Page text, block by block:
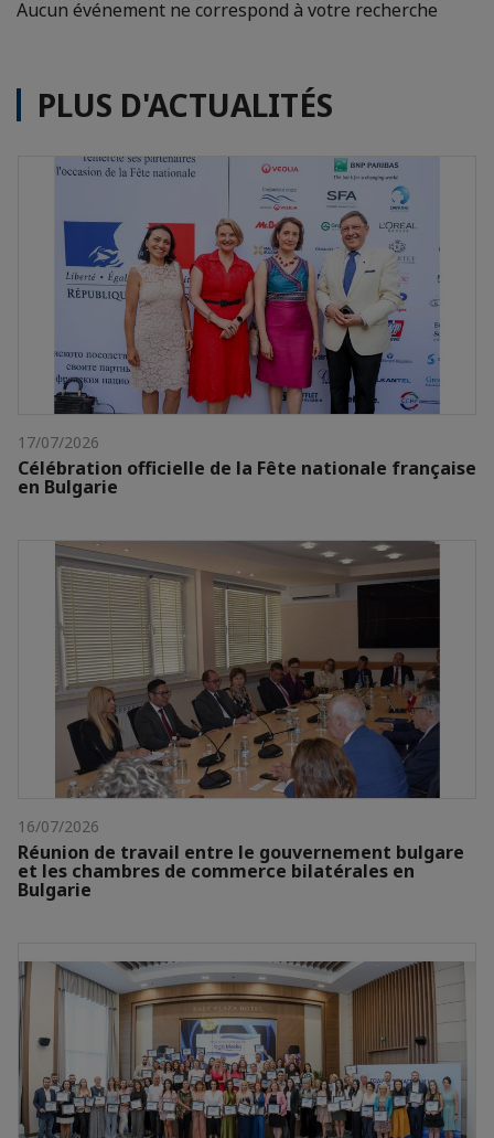
Aucun événement ne correspond à votre recherche
PLUS D'ACTUALITÉS
17/07/2026
Célébration officielle de la Fête nationale française
en Bulgarie
16/07/2026
Réunion de travail entre le gouvernement bulgare
et les chambres de commerce bilatérales en
Bulgarie